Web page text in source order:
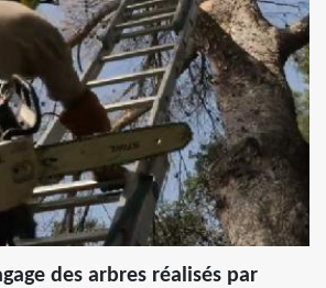
des arbres réalisés par